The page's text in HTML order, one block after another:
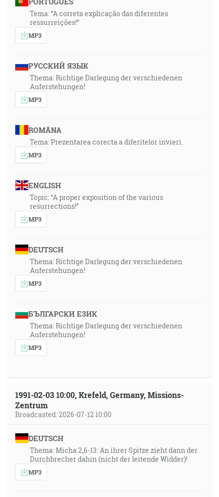
Tema: “A correta explicação das diferentes
ressurreições!”
MP3
РУССКИЙ ЯЗЫК
Thema: Richtige Darlegung der verschiedenen
Auferstehungen!
MP3
ROMÂNA
Tema: Prezentarea corecta a diferitelor invieri.
MP3
ENGLISH
Topic: “A proper exposition of the various
resurrections!”
MP3
DEUTSCH
Thema: Richtige Darlegung der verschiedenen
Auferstehungen!
MP3
БЪЛГАРСКИ ЕЗИК
Thema: Richtige Darlegung der verschiedenen
Auferstehungen!
MP3
1991-02-03 10:00, Krefeld, Germany, Missions-
Zentrum
Broadcasted: 2026-07-12 10:00
DEUTSCH
Thema: Micha 2,6-13: An ihrer Spitze zieht dann der
Durchbrecher dahin (nicht der leitende Widder)!
MP3